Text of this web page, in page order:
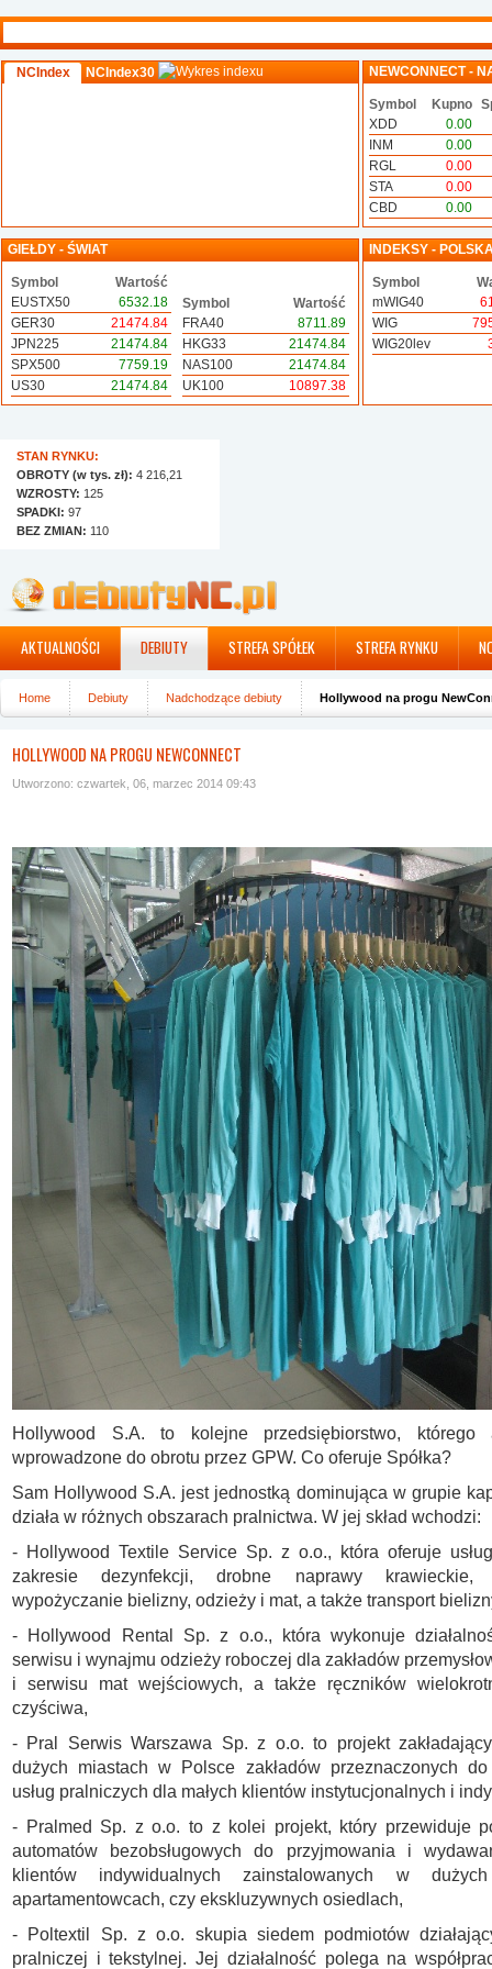
NCIndex NCIndex30 NEWCONNECT -
Symbol Kupno
XDD
0.00
INM
0.00
RGL
0.00
STA
0.00
CBD
0.00
GIEŁDY - ŚWIAT
Symbol
Wartość
EUSTX50
6532.18
GER30
21474.84
JPN225
21474.84
SPX500
7759.19
US30
21474.84
Symbol
Wartość
FRA40
8711.89
HKG33
21474.84
NAS100
21474.84
UK100
10897.38
INDEKSY -
Symbol
mWIG40
WIG
WIG20lev
STAN RYNKU:
OBROTY (w tys. zł): 4 216,21
WZROSTY: 125
SPADKI: 97
BEZ ZMIAN: 110
AKTUALNOŚCI DEBIUTY STREFA SPÓŁEK STREFA RYNKU
Home Debiuty Nadchodzące debiuty Hollywood na progu
HOLLYWOOD NA PROGU NEWCONNECT
Utworzono: czwartek, 06, marzec 2014 09:43
Hollywood S.A. to kolejne przedsiębiorstwo, którego
wprowadzone do obrotu przez GPW. Co oferuje Spółka?
Sam Hollywood S.A. jest jednostką dominująca w grupie
działa w różnych obszarach pralnictwa. W jej skład wchodzi:
- Hollywood Textile Service Sp. z o.o., która oferuje
zakresie dezynfekcji, drobne naprawy
wypożyczanie bielizny, odzieży i mat, a także transport
- Hollywood Rental Sp. z o.o., która wykonuje
serwisu i wynajmu odzieży roboczej dla zakładów
i serwisu mat wejściowych, a także ręczników
czyściwa,
- Pral Serwis Warszawa Sp. z o.o. to projekt
dużych miastach w Polsce zakładów przeznaczonych
usług pralniczych dla małych klientów instytucjonalnych i
- Pralmed Sp. z o.o. to z kolei projekt, który przewiduje
automatów bezobsługowych do przyjmowania i
klientów indywidualnych zainstalowanych w
apartamentowcach, czy ekskluzywnych osiedlach,
- Poltextil Sp. z o.o. skupia siedem podmiotów
pralniczej i tekstylnej. Jej działalność polega na